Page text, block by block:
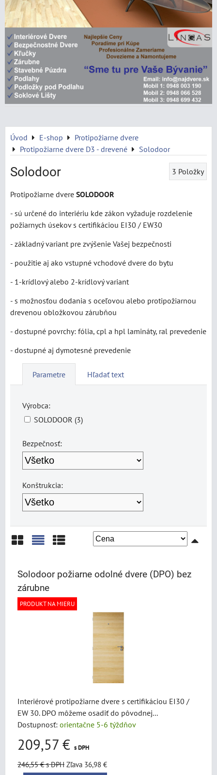
Úvod E-shop
Protipožiarne dvere
Protipožiarne dvere D3 - drevené
Solodoor
Solodoor 3 Položky
Protipožiarne dvere SOLODOOR
- sú určené do interiériu kde zákon vyžaduje rozdelenie
požiarnych úsekov s certifikáciou EI30 / EW30
- základný variant pre zvýšenie Vašej bezpečnosti
- použitie aj ako vstupné vchodové dvere do bytu
- 1-krídlový alebo 2-krídlový variant
- s možnosťou dodania s oceľovou alebo protipožiarnou
drevenou obložkovou zárubňou
- dostupné povrchy: fólia, cpl a hpl lamináty, ral prevedenie
- dostupné aj dymotesné prevedenie
Parametre Hľadať text
Výrobca:
SOLODOOR (3)
Bezpečnosť:
Konštrukcia:
Solodoor požiarne odolné dvere (DPO) bez
zárubne
PRODUKT NA MIERU
Interiérové protipožiarne dvere s certifikáciou EI30 /
EW 30. DPO môžeme osadiť do pôvodnej...
Dostupnosť: orientačne 5-6 týždňov
209,57 € s DPH
246,55 €s DPH Zľava 36,98 €